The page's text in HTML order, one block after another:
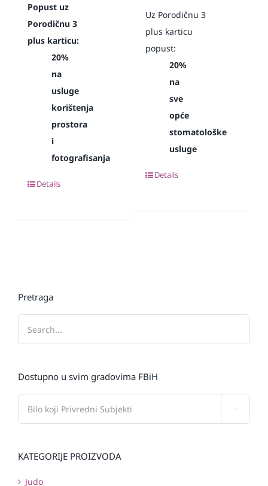
Popust uz
Porodičnu 3
plus karticu:
20%
na
usluge
korištenja
prostora
i
fotografisanja
Details
Uz Porodičnu 3
plus karticu
popust:
20%
na
sve
opće
stomatološke
usluge
Details
Pretraga
Dostupno u svim gradovima FBiH
KATEGORIJE PROIZVODA
Judo